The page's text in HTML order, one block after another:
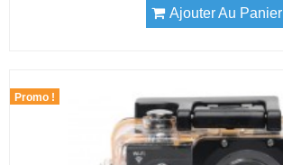
Ajouter Au Panier
Promo !